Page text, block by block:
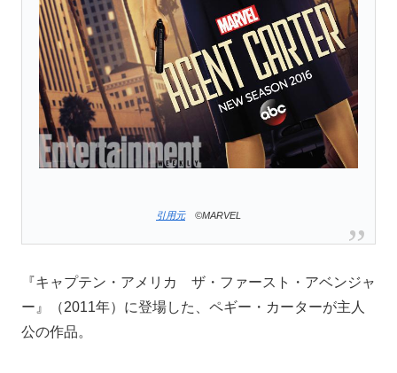
引用元©MARVEL
『キャプテン・アメリカ ザ・ファースト・アベンジャ
ー』（2011年）に登場した、ペギー・カーターが主人
公の作品。